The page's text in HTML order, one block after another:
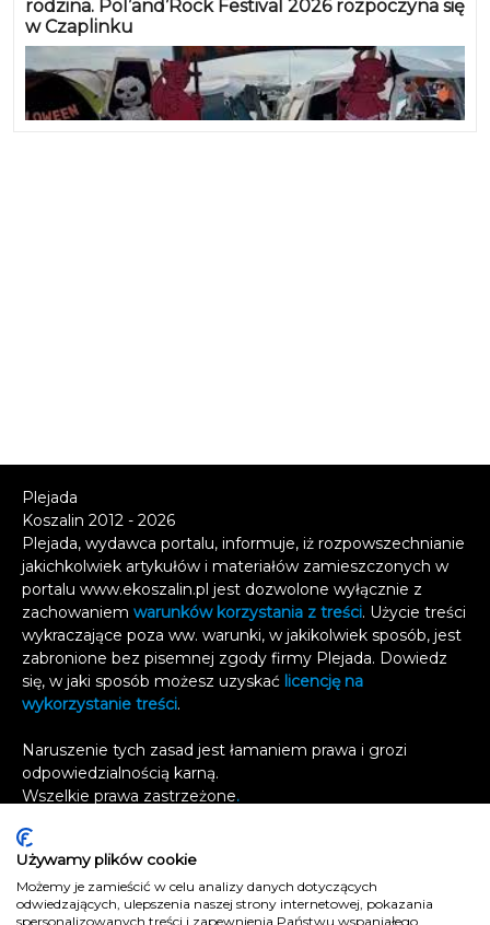
rodzina. Pol’and’Rock Festival 2026 rozpoczyna się
w Czaplinku
Plejada
Koszalin 2012 - 2026
Plejada, wydawca portalu, informuje, iż rozpowszechnianie
jakichkolwiek artykułów i materiałów zamieszczonych w
portalu www.ekoszalin.pl jest dozwolone wyłącznie z
zachowaniem warunków korzystania z treści. Użycie treści
wykraczające poza ww. warunki, w jakikolwiek sposób, jest
zabronione bez pisemnej zgody firmy Plejada. Dowiedz
się, w jaki sposób możesz uzyskać licencję na
wykorzystanie treści.
Naruszenie tych zasad jest łamaniem prawa i grozi
odpowiedzialnością karną.
Wszelkie prawa zastrzeżone.
Reklama
Kontakt
Polityka prywatności
ekoszalin.pl
Używamy plików cookie
Możemy je zamieścić w celu analizy danych dotyczących
odwiedzających, ulepszenia naszej strony internetowej, pokazania
spersonalizowanych treści i zapewnienia Państwu wspaniałego